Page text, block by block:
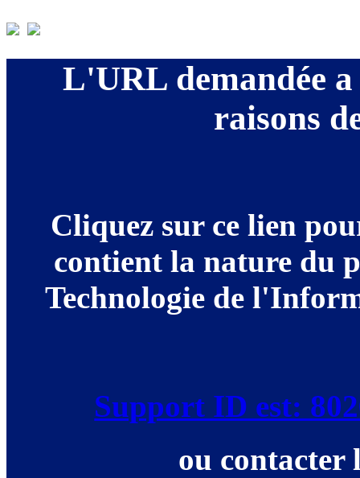
L'URL demandée a
raisons
Cliquez sur ce lien
contient la nature du
Technologie de
Support ID est:
ou contacter